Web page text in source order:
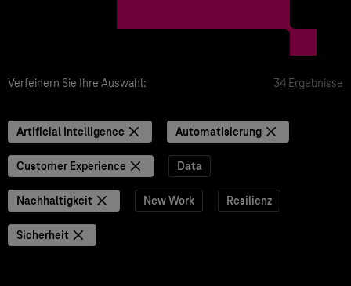
Verfeinern Sie Ihre Auswahl: 34 Ergebnisse
Artificial Intelligence Automatisierung
Customer Experience Data
Nachhaltigkeit New Work Resilienz
Sicherheit